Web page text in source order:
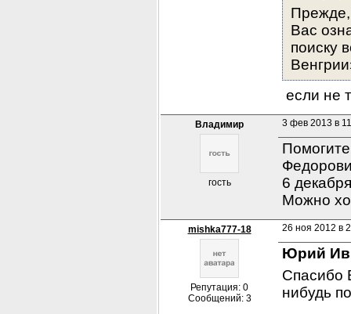
Прежде,
Вас
поиску
если не
Владимир
гость
3 фев 2013 в
6
Можно
mishka777-18
Репутация: 0
Сообщений: 3
26 ноя 2012 в
Юрий
Спасибо
нибудь